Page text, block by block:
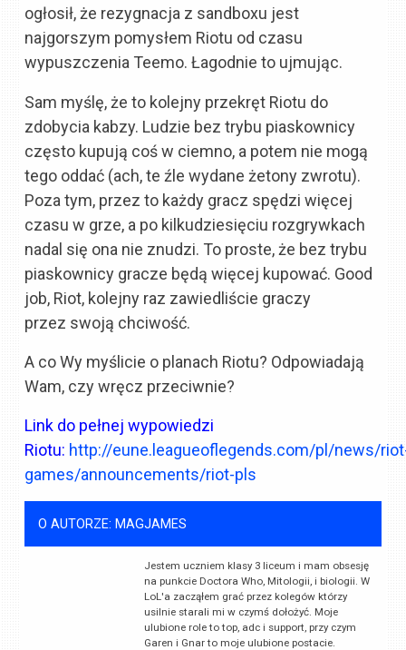
ogłosił, że rezygnacja z sandboxu jest
najgorszym pomysłem Riotu od czasu
wypuszczenia Teemo. Łagodnie to ujmując.
Sam myślę, że to kolejny przekręt Riotu do
zdobycia kabzy. Ludzie bez trybu piaskownicy
często kupują coś w ciemno, a potem nie mogą
tego oddać (ach, te źle wydane żetony zwrotu).
Poza tym, przez to każdy gracz spędzi więcej
czasu w grze, a po kilkudziesięciu rozgrywkach
nadal się ona nie znudzi. To proste, że bez trybu
piaskownicy gracze będą więcej kupować. Good
job, Riot, kolejny raz zawiedliście graczy
przez swoją chciwość.
A co Wy myślicie o planach Riotu? Odpowiadają
Wam, czy wręcz przeciwnie?
Link do pełnej wypowiedzi
Riotu: http://eune.leagueoflegends.com/pl/news/
games/announcements/riot-pls
O AUTORZE: MAGJAMES
Jestem uczniem klasy 3 liceum i mam obsesję
na punkcie Doctora Who, Mitologii, i biologii. W
LoL'a zacząłem grać przez kolegów którzy
usilnie starali mi w czymś dołożyć. Moje
ulubione role to top, adc i support, przy czym
Garen i Gnar to moje ulubione postacie.